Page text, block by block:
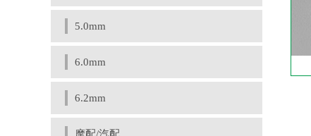
5.0mm
6.0mm
6.2mm